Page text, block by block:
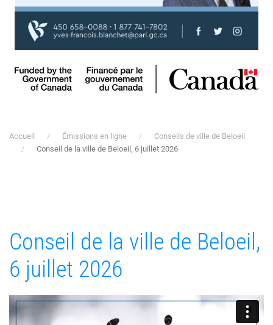
Accueil Émissions en ligne
Conseils de ville de Beloeil
Conseil de la ville de Beloeil, 6 juillet 2026
Conseil de la ville de Beloeil,
6 juillet 2026